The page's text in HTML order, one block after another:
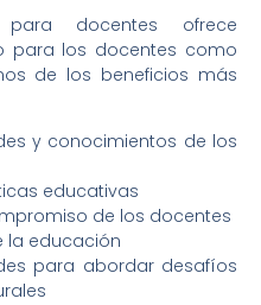
docentes ofrece
para los docentes como
de los beneficios más
y conocimientos de los
educativas
de los docentes
la educación
para abordar desafíos